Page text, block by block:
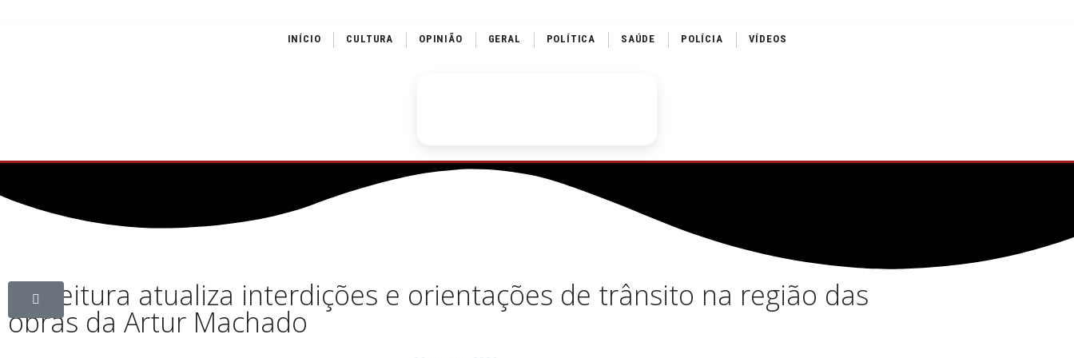
INÍCIO CULTURA OPINIÃO GERAL POLÍTICA SAÚDE POLÍCIA VÍDEOS
Prefeitura atualiza interdições e orientações de trânsito na região das
obras da Artur Machado